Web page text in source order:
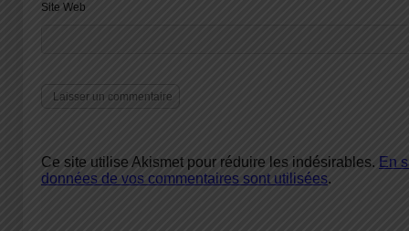
Site Web
Ce site utilise Akismet pour réduire les indésirables. En
données de vos commentaires sont utilisées.